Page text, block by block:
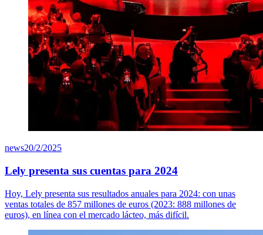
news20/2/2025
Lely presenta sus cuentas para 2024
Hoy, Lely presenta sus resultados anuales para 2024: con unas
ventas totales de 857 millones de euros (2023: 888 millones de
euros), en línea con el mercado lácteo, más difícil.